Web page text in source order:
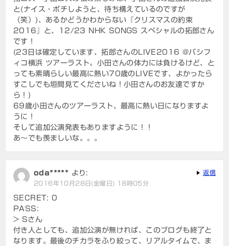
と(ナイス・ポチしようと、待ち構えているのですが
（笑）)、あるかどうかわからない『クリスマスの約束
2016』と、12/23 NHK SONGS スペシャルの拓郎さん
です！
(23日は確定しています、拓郎さんのLIVE2016 @パシフ
ィコ横浜 ツアーラスト。小田さんの体力には負けるけど、と
っても素晴らしい最高に熱い70歳のLIVEです、よかったら
すこしでも垣間見てくださいね！小田さんのお友達ですか
ら！)
69歳小田さんのツアーラスト、最高に熱い日になりますよ
うに！
そして追加公演発表もありますように！！
あ～でも羨ましいな。。。
oda***** より:
2016年10月28日(金曜日) 18時05分
SECRET: 0
PASS:
> Sさん
付き人としても、追加公演が無ければ、このブログも終了と
なります。最後のチカラをふり絞って、リアルタイムで、ま
返信